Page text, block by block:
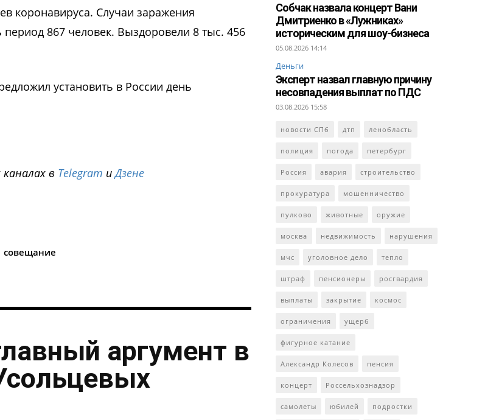
коронавируса. Случаи заражения
867 человек. Выздоровели 8 тыс. 456
установить в России день
в Telegram иДзене
совещание
аргумент в
Собчак назвала концерт Вани
Дмитриенко в «Лужниках»
историческим для шоу-бизнеса
05.08.2026 14:14
Деньги
Эксперт назвал главную причину
несовпадения выплат по ПДС
03.08.2026 15:58
новости СПб дтп ленобласть
полиция погода петербург
Россия авария строительство
прокуратура мошенничество
пулково животные оружие
москва недвижимость нарушения
мчс уголовное дело тепло
штраф пенсионеры росгвардия
выплаты закрытие космос
ограничения ущерб
фигурное катание
Александр Колесов пенсия
концерт Россельхознадзор
самолеты юбилей подростки